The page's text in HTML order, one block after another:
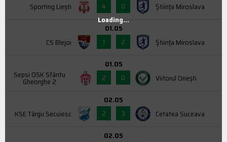
Sporting Liești
4
0 Știința Miroslava
CS Blejoi
01.05
1
2 Știința Miroslava
Sepsi OSK Sfântu
Gheorghe 2
01.05
2
0 Viitorul Onești
KSE Târgu Secuiesc
02.05
2
3 Cetatea Suceava
02.05
Loading...